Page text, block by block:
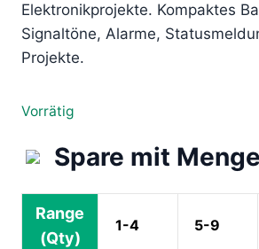
Elektronikprojekte. Kompaktes
Signaltöne, Alarme,
Projekte.
Vorrätig
Spare mit
Range
(Qty)
1-4 5-9